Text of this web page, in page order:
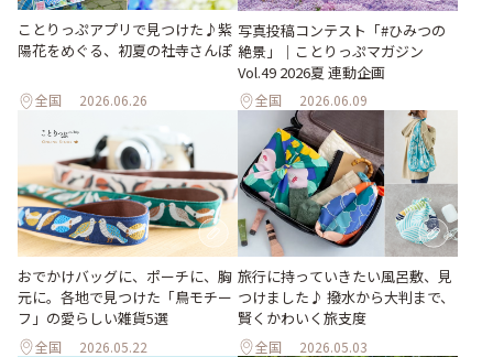
ことりっぷアプリで見つけた♪紫
陽花をめぐる、初夏の社寺さんぽ
全国 2026.06.26
写真投稿コンテスト「#ひみつの
絶景」｜ことりっぷマガジン
Vol.49 2026夏 連動企画
全国 2026.06.09
おでかけバッグに、ポーチに、胸
元に。各地で見つけた「鳥モチー
フ」の愛らしい雑貨5選
全国 2026.05.22
旅行に持っていきたい風呂敷、見
つけました♪ 撥水から大判まで、
賢くかわいく旅支度
全国 2026.05.03